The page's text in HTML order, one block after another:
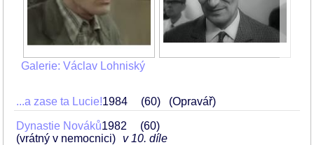
Galerie: Václav Lohniský
...a zase ta Lucie!1984 60 (Opravář)
Dynastie Nováků1982
60
(vrátný v nemocnici)
v 10. díle